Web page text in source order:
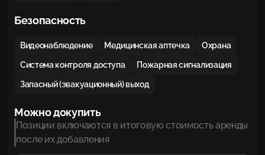
Безопасность
Видеонаблюдение Медицинская аптечка Охрана
Система контроля доступа Пожарная сигнализация
Запасный (эвакуационный) выход
Можно докупить
Позиции включаются в итоговую стоимость аренды
после их добавления